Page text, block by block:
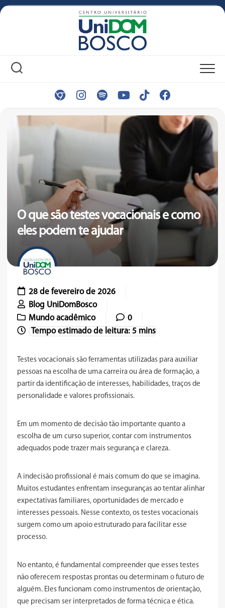
Skip
O que são testes vocacionais e como
eles podem te ajudar
28 de fevereiro de 2026
Blog UniDomBosco
Mundo acadêmico
0
Testes vocacionais são ferramentas utilizadas para auxiliar
pessoas na escolha de uma carreira ou área de formação, a
partir da identificação de interesses, habilidades, traços de
personalidade e valores profissionais.
Em um momento de decisão tão importante quanto a
escolha de um curso superior, contar com instrumentos
adequados pode trazer mais segurança e clareza.
A indecisão profissional é mais comum do que se imagina.
Muitos estudantes enfrentam inseguranças ao tentar alinhar
expectativas familiares, oportunidades de mercado e
interesses pessoais. Nesse contexto, os testes vocacionais
surgem como um apoio estruturado para facilitar esse
processo.
No entanto, é fundamental compreender que esses testes
não oferecem respostas prontas ou determinam o futuro de
alguém. Eles funcionam como instrumentos de orientação,
que precisam ser interpretados de forma técnica e ética.